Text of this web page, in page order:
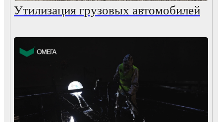
Утилизация грузовых автомобилей